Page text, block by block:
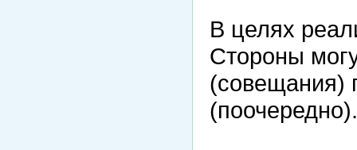
В целях
Стороны
(совещания)
(поочередно).